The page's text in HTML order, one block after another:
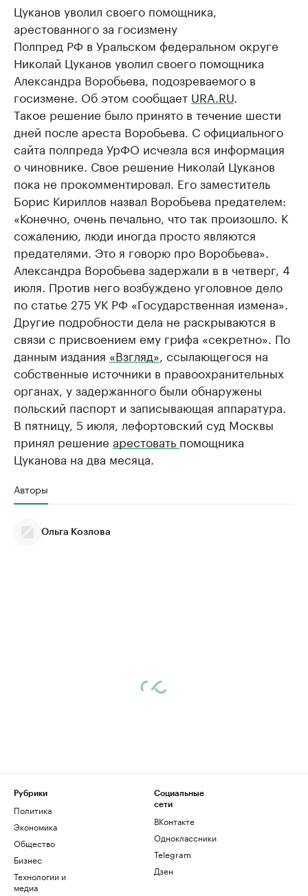
Цуканов уволил своего помощника,
арестованного за госизмену
Полпред РФ в Уральском федеральном округе
Николай Цуканов уволил своего помощника
Александра Воробьева, подозреваемого в
госизмене. Об этом сообщает URA.RU
Такое решение было принято в течение шести
дней после ареста Воробьева. С официального
сайта полпреда УрФО исчезла вся информация
о чиновнике. Свое решение Николай Цуканов
пока не прокомментировал. Его заместитель
Борис Кириллов назвал Воробьева предателем:
«Конечно, очень печально, что так произошло. К
сожалению, люди иногда просто являются
предателями. Это я говорю про Воробьева».
Александра Воробьева задержали в в четверг, 4
июля. Против него возбуждено уголовное дело
по статье 275 УК РФ «Государственная измена».
Другие подробности дела не раскрываются в
связи с присвоением ему грифа «секретно». По
данным издания «Взгляд» , ссылающегося на
собственные источники в правоохранительных
органах, у задержанного были обнаружены
польский паспорт и записывающая аппаратура.
В пятницу, 5 июля, лефортовский суд Москвы
принял решение арестовать помощника
Цуканова на два месяца.
Авторы
Ольга Козлова
Рубрики
Политика
Экономика
Общество
Бизнес
Технологии и
медиа
Социальные
сети
ВКонтакте
Одноклассники
Telegram
Дзен